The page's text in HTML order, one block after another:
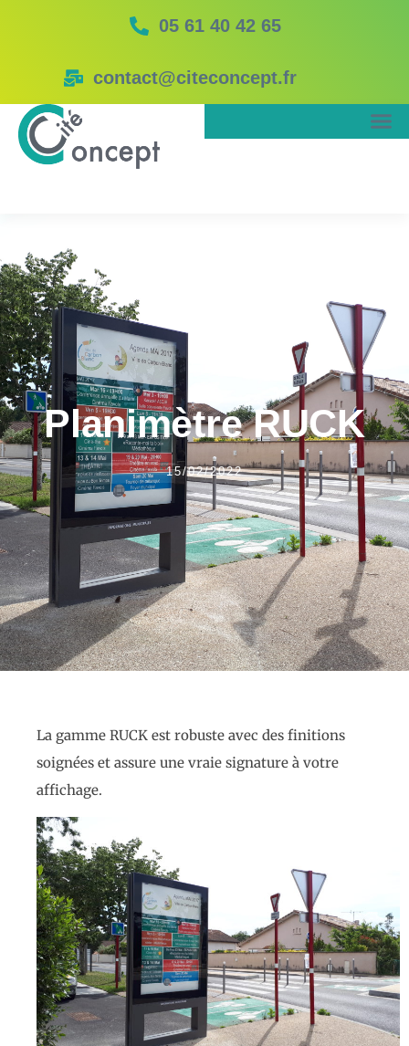
05 61 40 42 65
contact@citeconcept.fr
Planimètre RUCK
15/02/2022
La gamme RUCK est robuste avec des finitions
soignées et assure une vraie signature à votre
affichage.